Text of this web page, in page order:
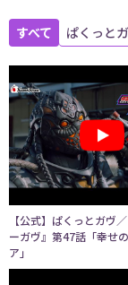
すべて ぱくっと
【公式】ぱくっとガヴ
ーガヴ』第47話「幸せ
ア」